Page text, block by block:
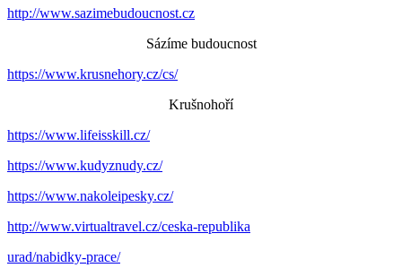
http://www.sazimebudoucnost.cz
Sázíme budoucnost
https://www.krusnehory.cz/cs/
Krušnohoří
https://www.lifeisskill.cz/
https://www.kudyznudy.cz/
https://www.nakoleipesky.cz/
http://www.virtualtravel.cz/ceska-republika
urad/nabidky-prace/